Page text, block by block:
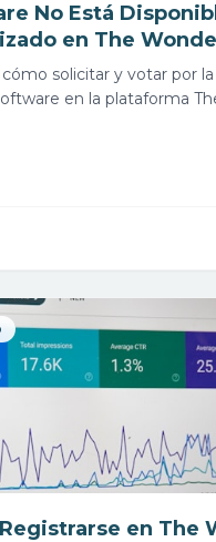
No Está
en The
solicitar y votar por
en la plataforma
en The